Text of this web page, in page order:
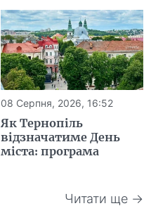
08 Серпня, 2026, 16:52
Як Тернопіль
відзначатиме День
міста: програма
Читати ще →